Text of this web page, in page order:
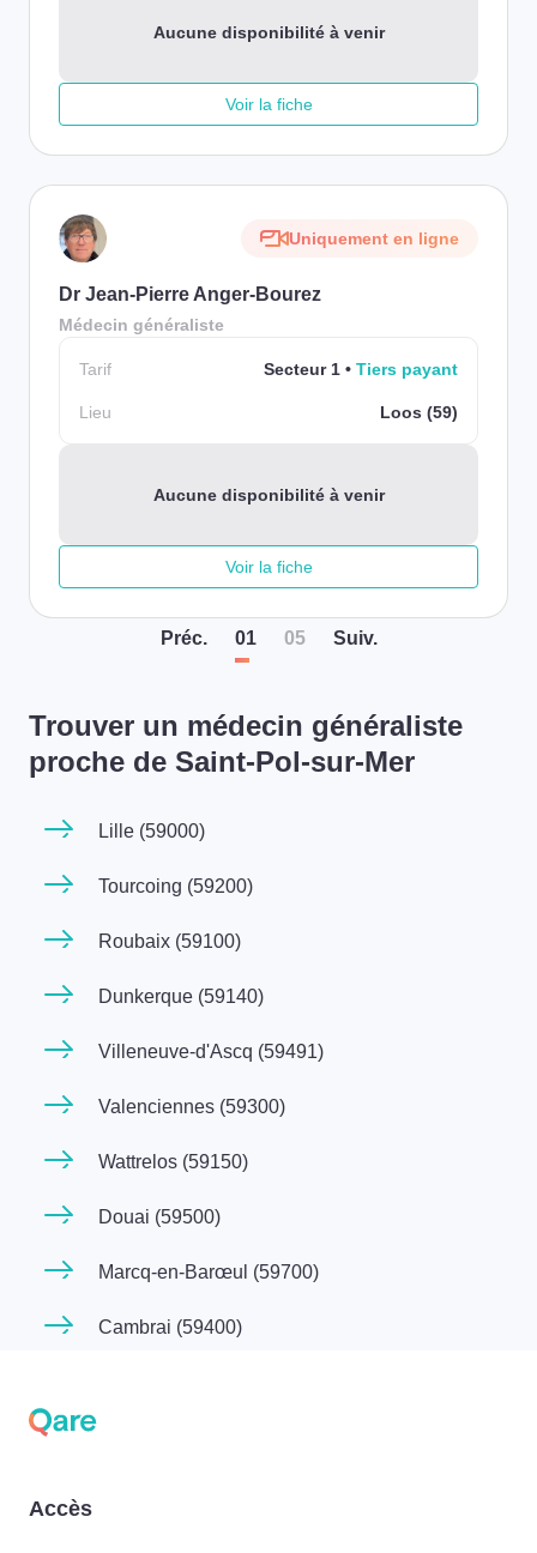
Aucune disponibilité à venir
Voir la fiche
Uniquement en ligne
Dr Jean-Pierre Anger-Bourez
Médecin généraliste
Tarif Secteur 1 Tiers payant
Lieu Loos (59)
Aucune disponibilité à venir
Voir la fiche
Préc. 01 05 Suiv.
Trouver un médecin généraliste
proche de Saint-Pol-sur-Mer
Lille (59000)
Tourcoing (59200)
Roubaix (59100)
Dunkerque (59140)
Villeneuve-d'Ascq (59491)
Valenciennes (59300)
Wattrelos (59150)
Douai (59500)
Marcq-en-Barœul (59700)
Cambrai (59400)
Accès